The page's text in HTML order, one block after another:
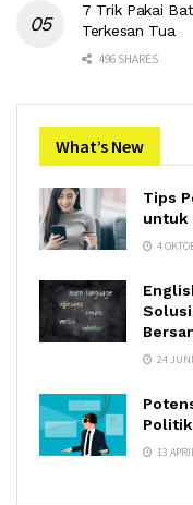
7 Trik Pakai
Terkesan Tua
496 SHARES
What’s New
Tips
untuk
4
24
13